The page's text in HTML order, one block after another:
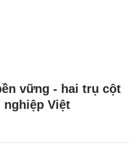
vững - hai trụ cột
Việt